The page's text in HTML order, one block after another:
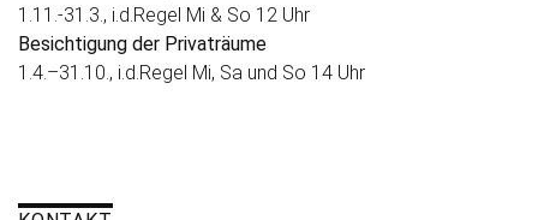
1.11.-31.3., i.d.Regel Mi & So 12 Uhr
Besichtigung der Privaträume
1.4.–31.10., i.d.Regel Mi, Sa und So 14 Uhr